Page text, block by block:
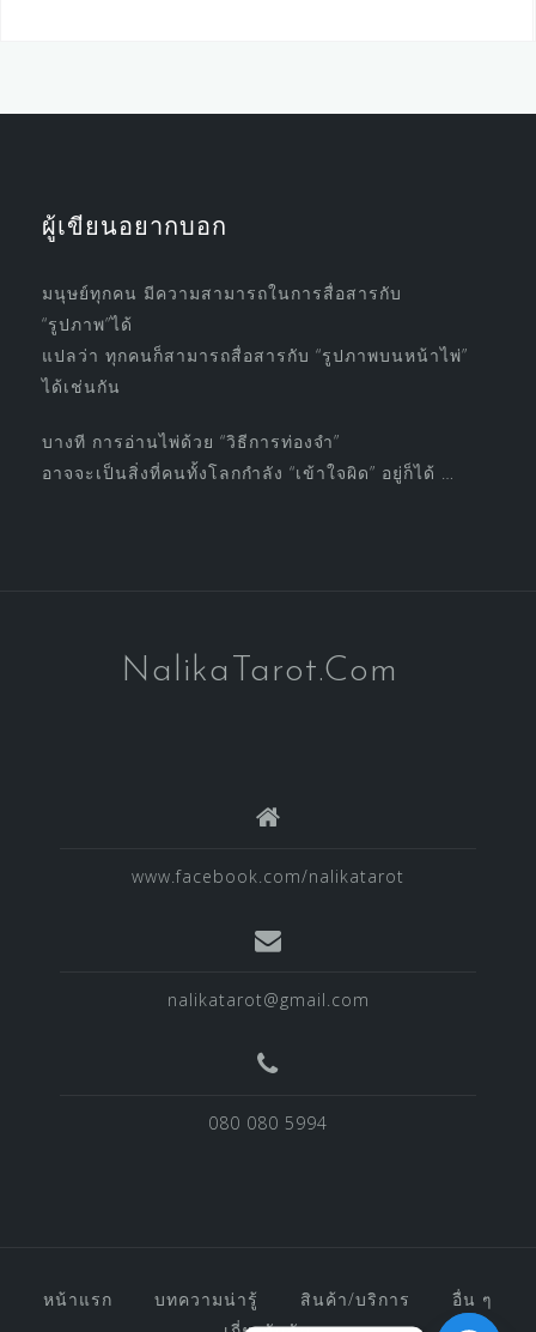
ผู้เขียนอยากบอก
มนุษย์ทุกคน มีความสามารถในการสื่อสารกับ
“รูปภาพ”ได้
แปลว่า ทุกคนก็สามารถสื่อสารกับ “รูปภาพบนหน้าไพ่”
ได้เช่นกัน
บางที การอ่านไพ่ด้วย “วิธีการท่องจำ”
อาจจะเป็นสิ่งที่คนทั้งโลกกำลัง “เข้าใจผิด” อยู่ก็ได้ …
NalikaTarot.Com
www.facebook.com/nalikatarot
nalikatarot@gmail.com
080 080 5994
หน้าแรก บทความน่ารู้ สินค้า/บริการ
อื่น ๆ